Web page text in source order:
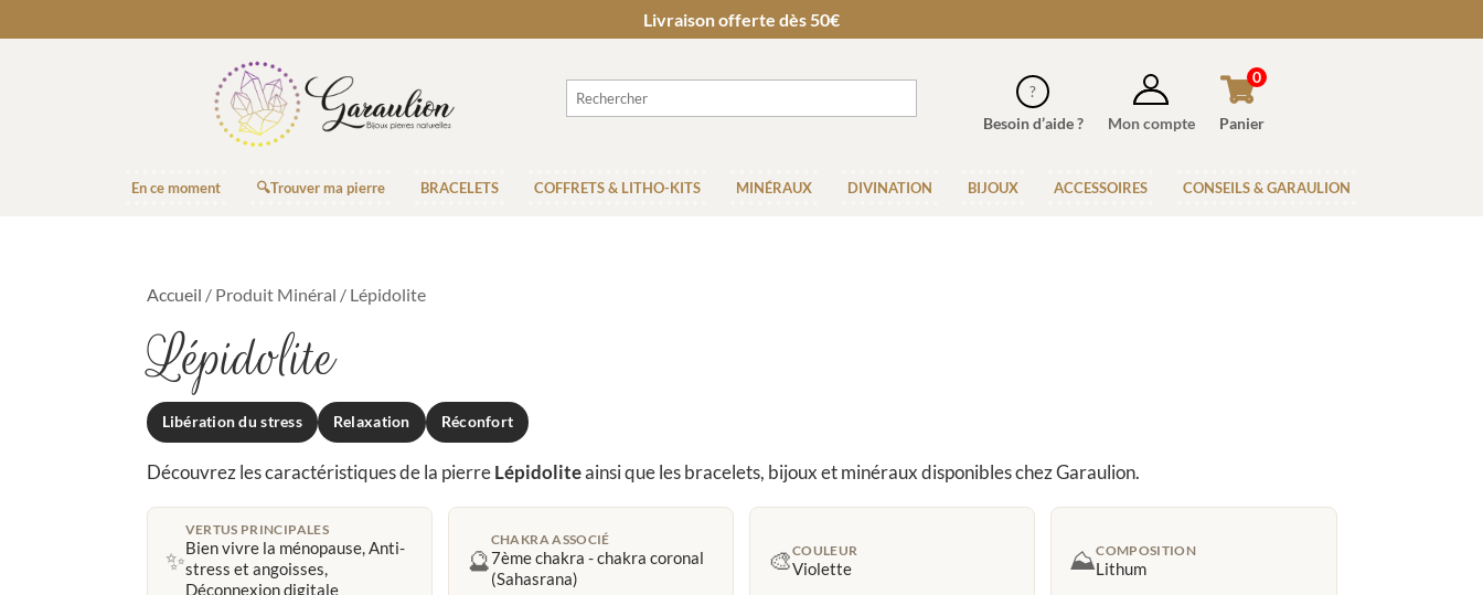
Livraison offerte dès 50€
Besoin d’aide ? Mon compte Panier
0
En ce moment 🔍Trouver ma pierre BRACELETS COFFRETS & LITHO-KITS MINÉRAUX DIVINATION BIJOUX ACCESSOIRES CONSEILS & GARAULION
Accueil / Produit Minéral / Lépidolite
Lépidolite
Libération du stress Relaxation Réconfort
Découvrez les caractéristiques de la pierreLépidoliteainsi que les bracelets, bijoux et minéraux disponibles chez Garaulion.
✨
VERTUS PRINCIPALES
Bien vivre la ménopause, Anti-
stress et angoisses,
Déconnexion digitale
🔮
CHAKRA ASSOCIÉ
7ème chakra - chakra coronal
(Sahasrana)
🎨COULEUR
Violette ⛰️COMPOSITION
Lithum